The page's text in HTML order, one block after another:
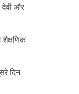
देवी और
शैक्षणिक
दिन